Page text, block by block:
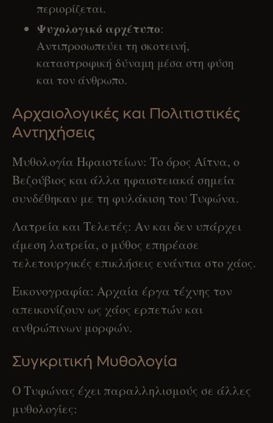
περιορίζεται.
Ψυχολογικό αρχέτυπο:
Αντιπροσωπεύει τη σκοτεινή,
καταστροφική δύναμη μέσα στη φύση
και τον άνθρωπο.
Αρχαιολογικές και Πολιτιστικές
Αντηχήσεις
Μυθολογία Ηφαιστείων: Το όρος Αίτνα, ο
Βεζούβιος και άλλα ηφαιστειακά σημεία
συνδέθηκαν με τη φυλάκιση του Τυφώνα.
Λατρεία και Τελετές: Αν και δεν υπάρχει
άμεση λατρεία, ο μύθος επηρέασε
τελετουργικές επικλήσεις ενάντια στο χάος.
Εικονογραφία: Αρχαία έργα τέχνης τον
απεικονίζουν ως χάος ερπετών και
ανθρώπινων μορφών.
Συγκριτική Μυθολογία
Ο Τυφώνας έχει παραλληλισμούς σε άλλες
μυθολογίες: